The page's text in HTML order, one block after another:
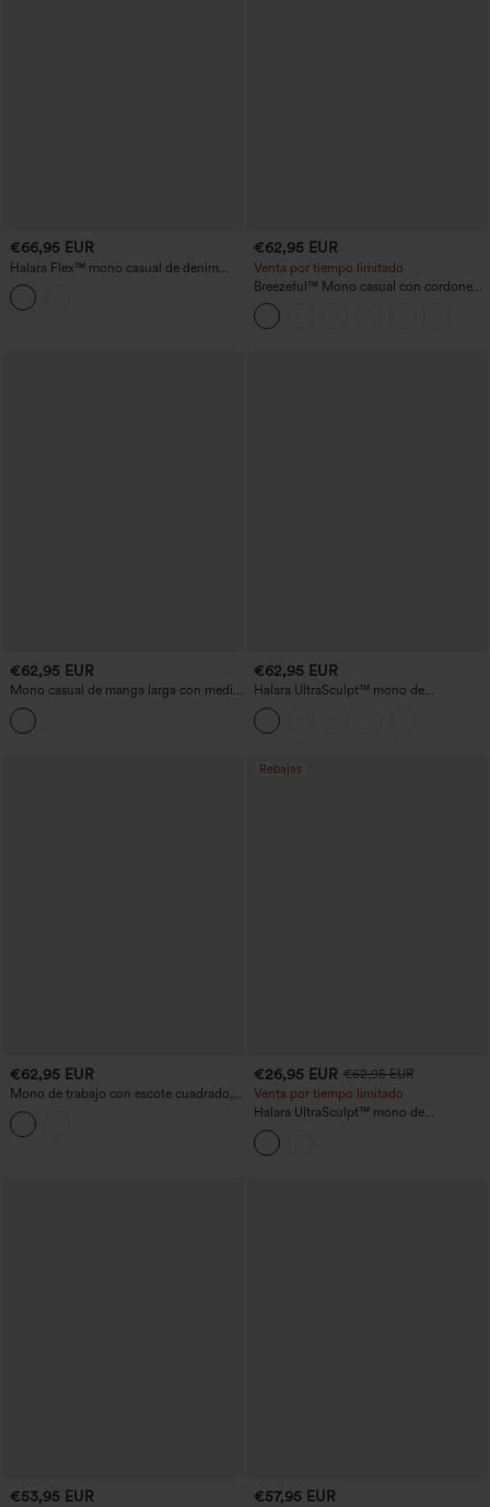
€66,95 EUR
Halara Flex™ mono casual de denim
lavado con mangas largas, cordón en la
cintura, pernera ancha y bolsillos —
Edición Easy Peezy
€62,95 EUR
Venta por tiempo limitado
Breezeful™ Mono casual con cordones
y bolsillos, de secado rápido
€62,95 EUR
Mono casual de manga larga con media
cremallera, pierna ancha y bolsillos -
Edición Easy Peezy
€62,95 EUR
Halara UltraSculpt™ mono de
entrenamiento bootcut con control
abdominal y bolsillos - Edición Easy
Peezy
€62,95 EUR
Mono de trabajo con escote cuadrado,
mangas largas y bolsillos — Edición
Súper Fácil
Rebajas
€26,95 EUR €62,95 EUR
Venta por tiempo limitado
Halara UltraSculpt™ mono de
entrenamiento moldeador con control
abdominal y bolsillos - Edición Easy
Peezy - Copas D/DD/DDD/F
€53,95 EUR €57,95 EUR